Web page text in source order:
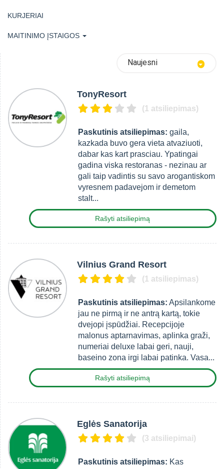
KURJERIAI
MAITINIMO ĮSTAIGOS
Naujesni
TonyResort
(1 atsiliepimas)
Paskutinis atsiliepimas: gaila,
kazkada buvo gera vieta atvaziuoti,
dabar kas kart prasciau. Ypatingai
gadina viska restoranas - nezinau ar
gali taip vadintis su savo arogantiskom
vyresnem padavejom ir demetom
stalt...
Rašyti atsiliepimą
Vilnius Grand Resort
(1 atsiliepimas)
Paskutinis atsiliepimas: Apsilankome
jau ne pirmą ir ne antrą kartą, tokie
dvejopi įspūdžiai. Recepcijoje
malonus aptarnavimas, aplinka graži,
numeriai deluxe labai geri, nauji,
baseino zona irgi labai patinka. Vasa...
Rašyti atsiliepimą
Eglės Sanatorija
(3 atsiliepimai)
Paskutinis atsiliepimas: Kas